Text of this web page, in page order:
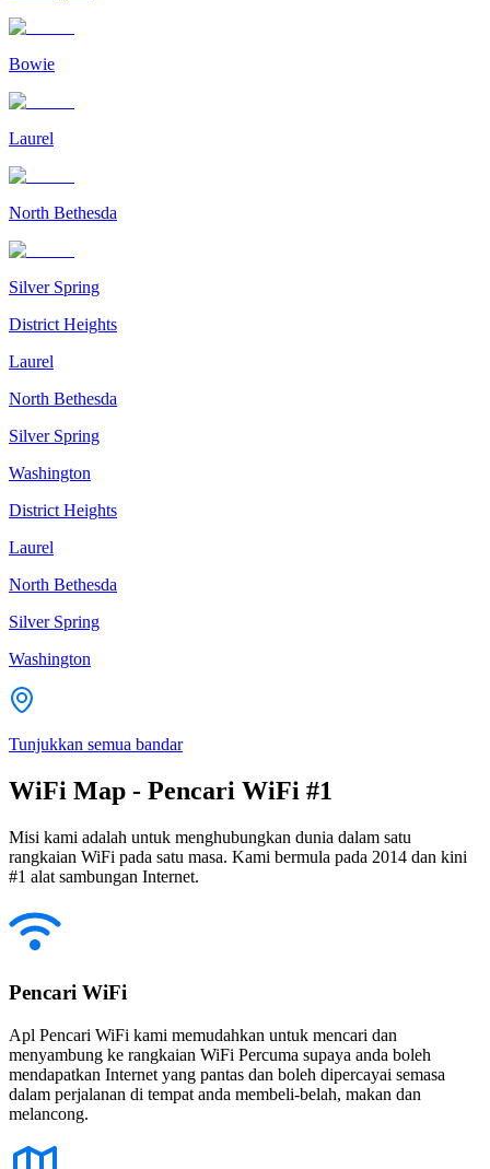
Bowie
Laurel
North Bethesda
Silver Spring
District Heights
Laurel
North Bethesda
Silver Spring
Washington
District Heights
Laurel
North Bethesda
Silver Spring
Washington
Tunjukkan semua bandar
WiFi Map - Pencari WiFi #1
Misi kami adalah untuk menghubungkan dunia dalam satu
rangkaian WiFi pada satu masa. Kami bermula pada 2014 dan kini
#1 alat sambungan Internet.
Pencari WiFi
Apl Pencari WiFi kami memudahkan untuk mencari dan
menyambung ke rangkaian WiFi Percuma supaya anda boleh
mendapatkan Internet yang pantas dan boleh dipercayai semasa
dalam perjalanan di tempat anda membeli-belah, makan dan
melancong.